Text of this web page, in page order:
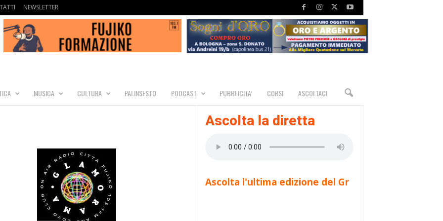
NEWSLETTER
MUSICA CULTURA PALINSESTO PODCAST PUBBLICITA’ CORSI ASCOLTACI
Ascolta la diretta
Ascolta l'ultima edizione del Gr